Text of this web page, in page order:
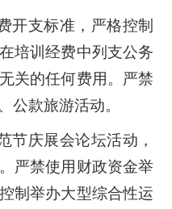
开支标准，严格控制
培训经费中列支公务
关的任何费用。严禁
公款旅游活动。
庆展会论坛活动，
严禁使用财政资金举
制举办大型综合性运